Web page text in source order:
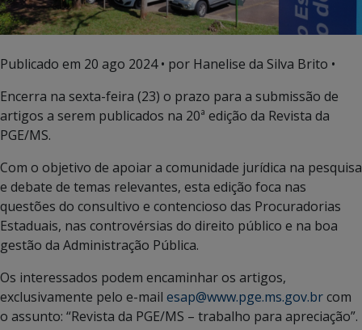
Publicado em 20 ago 2024• por Hanelise da Silva Brito •
Encerra na sexta-feira (23) o prazo para a submissão de
artigos a serem publicados na 20ª edição da Revista da
PGE/MS.
Com o objetivo de apoiar a comunidade jurídica na pesquisa
e debate de temas relevantes, esta edição foca nas
questões do consultivo e contencioso das Procuradorias
Estaduais, nas controvérsias do direito público e na boa
gestão da Administração Pública.
Os interessados podem encaminhar os artigos,
exclusivamente pelo e-mail esap@www.pge.ms.gov.brcom
o assunto: “Revista da PGE/MS – trabalho para apreciação”.